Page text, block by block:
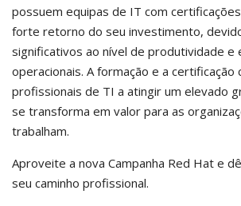
possuem equipas de IT com
forte retorno do seu investimento,
significativos ao nível de produtividade e
operacionais. A formação e a certificação
profissionais de TI a atingir um elevado
se transforma em valor para as
trabalham.
Aproveite a nova Campanha Red Hat e
seu caminho profissional.